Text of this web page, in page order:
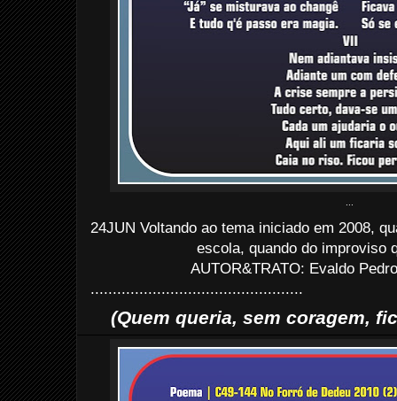
24JUN Voltando ao tema iniciado em 2008,
escola, quando do improviso
AUTOR&TRATO: Evaldo
................................................
(Quem queria, sem coragem,